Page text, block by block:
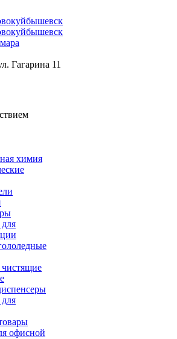
Гагарина 11
химия
чистящие
офисной